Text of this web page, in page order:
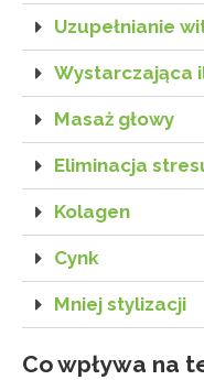
Uzupełnianie
Wystarczająca
Masaż głowy
Eliminacja
Kolagen
Cynk
Mniej stylizacji
Co wpływa na